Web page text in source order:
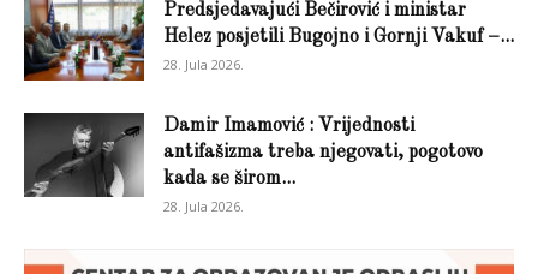
Predsjedavajući Bečirović i ministar
Helez posjetili Bugojno i Gornji Vakuf –...
28. Jula 2026.
Damir Imamović : Vrijednosti
antifašizma treba njegovati, pogotovo
kada se širom...
28. Jula 2026.